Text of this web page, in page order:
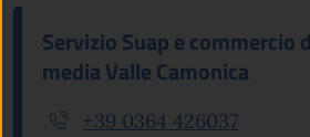
Servizio Suap e
media Valle Camonica
+39 0364 426037